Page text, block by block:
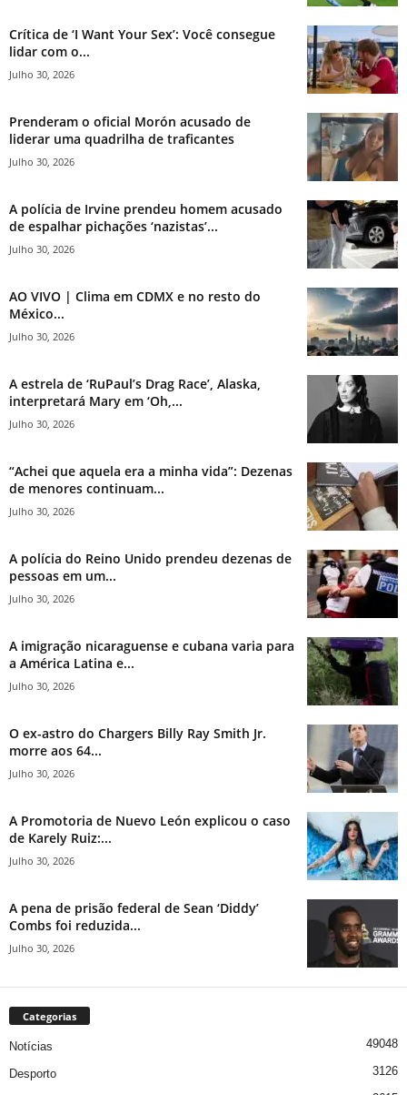
Crítica de ‘I Want Your Sex’: Você consegue
lidar com o...
Julho 30, 2026
Prenderam o oficial Morón acusado de
liderar uma quadrilha de traficantes
Julho 30, 2026
A polícia de Irvine prendeu homem acusado
de espalhar pichações ‘nazistas’...
Julho 30, 2026
AO VIVO | Clima em CDMX e no resto do
México...
Julho 30, 2026
A estrela de ‘RuPaul’s Drag Race’, Alaska,
interpretará Mary em ‘Oh,...
Julho 30, 2026
“Achei que aquela era a minha vida”: Dezenas
de menores continuam...
Julho 30, 2026
A polícia do Reino Unido prendeu dezenas de
pessoas em um...
Julho 30, 2026
A imigração nicaraguense e cubana varia para
a América Latina e...
Julho 30, 2026
O ex-astro do Chargers Billy Ray Smith Jr.
morre aos 64...
Julho 30, 2026
A Promotoria de Nuevo León explicou o caso
de Karely Ruiz:...
Julho 30, 2026
A pena de prisão federal de Sean ‘Diddy’
Combs foi reduzida...
Julho 30, 2026
Categorias
Notícias 49048
Desporto 3126